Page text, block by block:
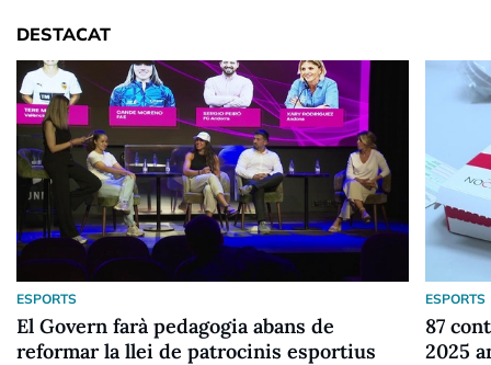
DESTACAT
ESPORTS
El Govern farà pedagogia abans de
reformar la llei de patrocinis esportius
ESPORTS
87
2025